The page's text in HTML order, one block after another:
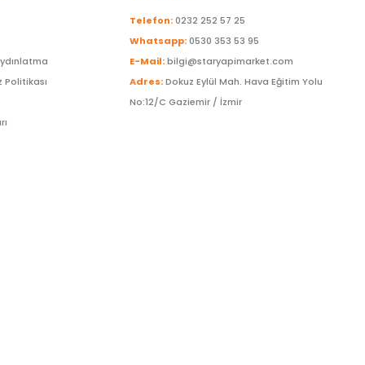
Politikası
Telefon:0232 252 57 25
Whatsapp:0530 353 53 95
E-Mail:bilgi@staryapimarket.com
Adres:Dokuz Eylül Mah. Hava Eğitim Yolu
No:12/C Gaziemir / İzmir